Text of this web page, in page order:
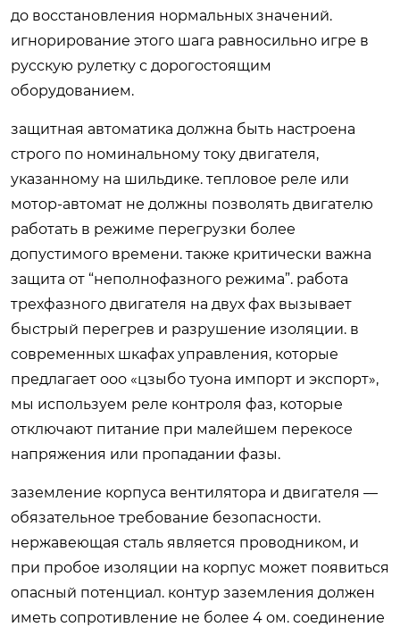
до восстановления нормальных значений.
игнорирование этого шага равносильно игре в
русскую рулетку с дорогостоящим
оборудованием.
защитная автоматика должна быть настроена
строго по номинальному току двигателя,
указанному на шильдике. тепловое реле или
мотор-автомат не должны позволять двигателю
работать в режиме перегрузки более
допустимого времени. также критически важна
защита от “неполнофазного режима”. работа
трехфазного двигателя на двух фах вызывает
быстрый перегрев и разрушение изоляции. в
современных шкафах управления, которые
предлагает ооо «цзыбо туона импорт и экспорт»,
мы используем реле контроля фаз, которые
отключают питание при малейшем перекосе
напряжения или пропадании фазы.
заземление корпуса вентилятора и двигателя —
обязательное требование безопасности.
нержавеющая сталь является проводником, и
при пробое изоляции на корпус может появиться
опасный потенциал. контур заземления должен
иметь сопротивление не более 4 ом. соединение